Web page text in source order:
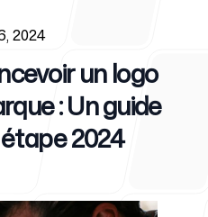
2024
un logo
: Un guide
2024